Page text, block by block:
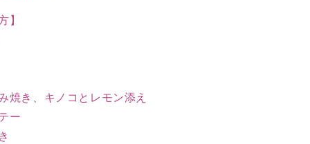
増
や
す
】
焼き、キノコとレモン添え
ー